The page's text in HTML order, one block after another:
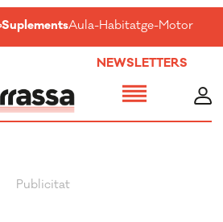
SuplementsAula-Habitatge-Motor-
NEWSLETTERS